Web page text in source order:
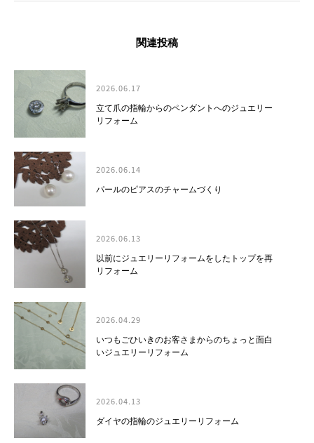
関連投稿
2026.06.17
立て爪の指輪からのペンダントへのジュエリー
リフォーム
2026.06.14
パールのピアスのチャームづくり
2026.06.13
以前にジュエリーリフォームをしたトップを再
リフォーム
2026.04.29
いつもごひいきのお客さまからのちょっと面白
いジュエリーリフォーム
2026.04.13
ダイヤの指輪のジュエリーリフォーム